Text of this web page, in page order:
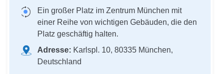
Ein großer Platz im Zentrum München mit
einer Reihe von wichtigen Gebäuden, die den
Platz geschäftig halten.
Adresse: Karlspl. 10, 80335 München,
Deutschland